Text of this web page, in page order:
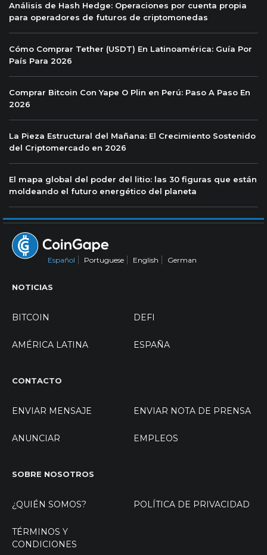
Análisis de Hash Hedge: Operaciones por cuenta propia
para operadores de futuros de criptomonedas
Cómo Comprar Tether (USDT) En Latinoamérica: Guía Por
País Para 2026
Comprar Bitcoin Con Yape O Plin en Perú: Paso A Paso En
2026
La Pieza Estructural del Mañana: El Crecimiento Sostenido
del Criptomercado en 2026
El mapa global del poder del litio: las 30 figuras que están
moldeando el futuro energético del planeta
Español Portuguese English German
NOTICIAS
BITCOIN DEFI
AMÉRICA LATINA ESPAÑA
CONTACTO
ENVIAR MENSAJE ENVIAR NOTA DE PRENSA
ANUNCIAR EMPLEOS
SOBRE NOSOTROS
¿QUIÉN SOMOS? POLÍTICA DE PRIVACIDAD
TÉRMINOS Y
CONDICIONES